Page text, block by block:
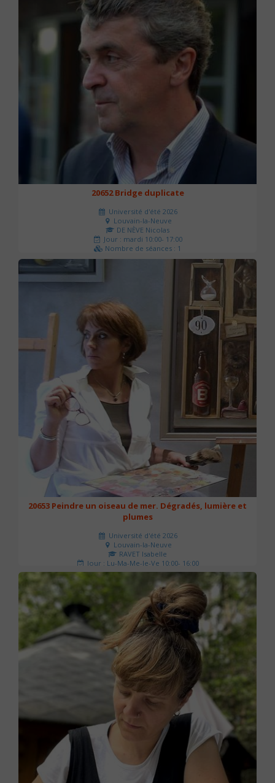
20652 Bridge duplicate
Université d'été 2026
Louvain-la-Neuve
DE NÈVE Nicolas
Jour : mardi 10:00- 17:00
Nombre de séances : 1
50 €
20653 Peindre un oiseau de mer. Dégradés, lumière et
plumes
Université d'été 2026
Louvain-la-Neuve
RAVET Isabelle
Jour : Lu-Ma-Me-Je-Ve 10:00- 16:00
Nombre de séances : 2